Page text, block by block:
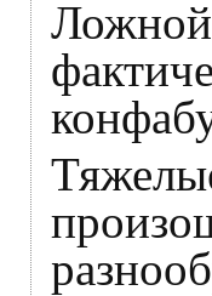
Ложной